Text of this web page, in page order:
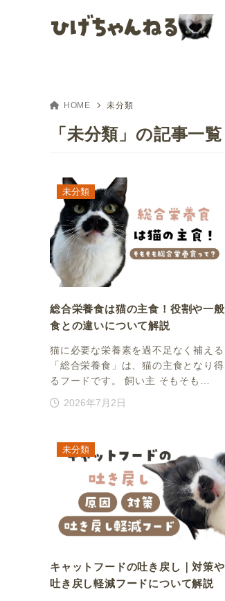
HOME 未分類
「未分類」の記事一覧
総合栄養食は猫の主食！役割や一般
食との違いについて解説
猫に必要な栄養素を過不足なく補える
「総合栄養食」は、猫の主食となり得
るフードです。 飼い主 そもそも…
2026年7月2日
未分類
キャットフードの吐き戻し｜対策や
吐き戻し軽減フードについて解説
未分類